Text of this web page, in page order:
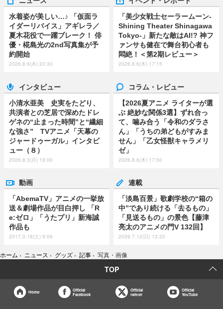
水着姿が美しい…♪ 「仮面ラ
イダーリバイス」アギレラ／
夏木花役で一躍ブレーク！ 俳
優・椛島光の2nd写真集が予
約開始
2026.8.6(木) 20:30
「美少女戦士セーラームーン-
Shining Theater Shinagawa
Tokyo-」新たな敵はAI!? 神フ
ァンサも健在で舞台初心者も
悶絶！＜第2期レビュー＞
2026.8.6(木) 17:15
インタビュー
小清水亜美 史実をたどり、
共演者との芝居で深めたドレ
ゲネの“止まった時間”と“繊細
な強さ” TVアニメ「天幕の
ジャードゥーガル」インタビ
ュー（８）
2026.8.3(月) 18:00
コラム・レビュー
【2026夏アニメ ライターが選
ぶ 絶妙な関係3選】ずれ合っ
て、噛み合う「令和のダラさ
ん」「うちの弟どもがすみま
せん」「乙女怪獣キャラメリ
ゼ」
2026.8.6(木) 17:50
動画
「AbemaTV」アニメの一挙放
送＆劇場作品が目白押し 「R
e:ゼロ」「うたプリ」新海誠
作品も
2017.3.18(土) 9:06
連載
「淡島百景」歌劇学校の“箱の
中”であり続ける「去るもの」
「見送るもの」の景色【藤津
亮太のアニメの門V 132回】
2026.7.12(日) 12:20
ホーム › ニュース › グッズ › 記事 › 写真・画像
TOP
Home
Official
Facebook
Official
twitter
Official
YouTube